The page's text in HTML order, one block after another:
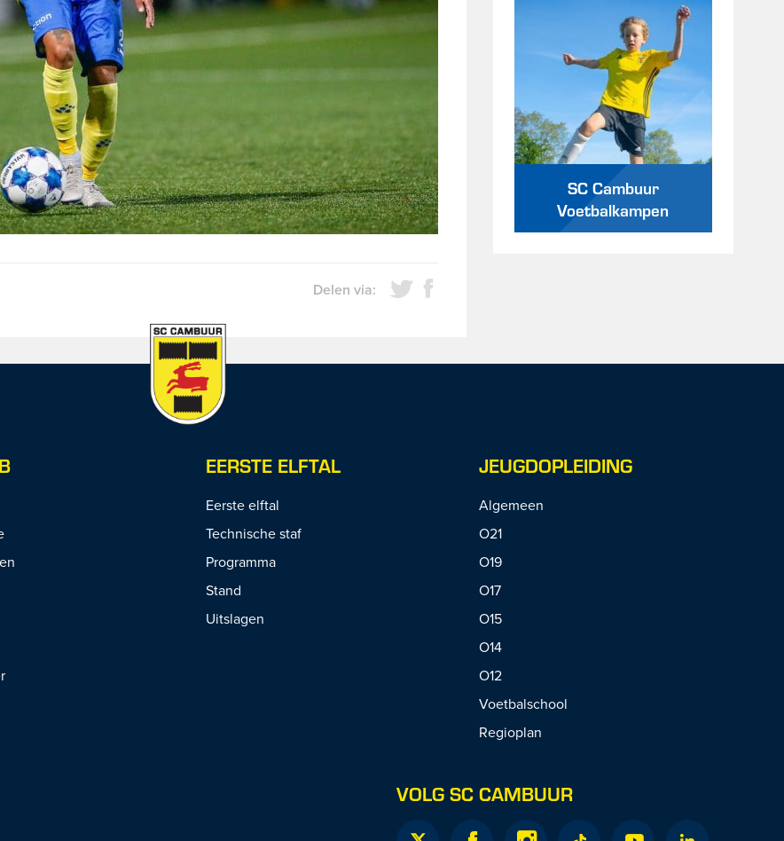
Delen via:
SC Cambuur
Voetbalkampen
EERSTE ELFTAL
Eerste elftal
Technische staf
Programma
Stand
Uitslagen
JEUGDOPLEIDING
Algemeen
O21
O19
O17
O15
O14
O12
Voetbalschool
Regioplan
VOLG SC CAMBUUR